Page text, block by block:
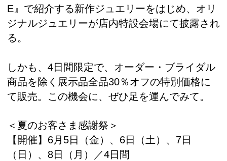
E』で紹介する新作ジュエリーをはじめ、オリ
ジナルジュエリーが店内特設会場にて披露され
る。
しかも、4日間限定で、オーダー・ブライダル
商品を除く展示品全品30％オフの特別価格に
て販売。この機会に、ぜひ足を運んでみて。
＜夏のお客さま感謝祭＞
【開催】6月5日（金）、6日（土）、7日
（日）、8日（月）／4日間